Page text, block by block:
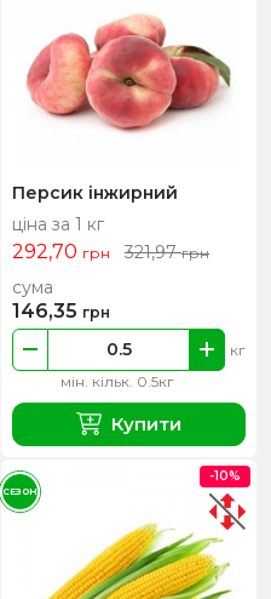
Персик інжирний
ціна за 1 кг
292,70 грн 321,97грн
мін. кільк. 0.5кг
кг
сума
146,35 грн
Купити
-10%
СЕЗОН